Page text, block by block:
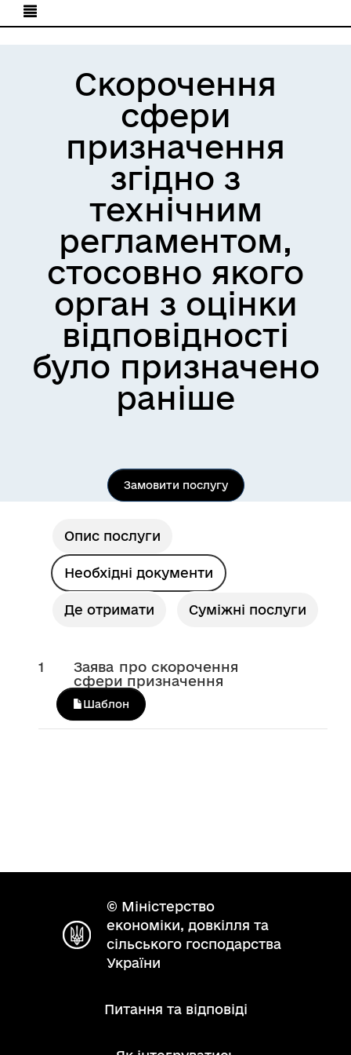
Скорочення
сфери
призначення
згідно з
технічним
регламентом,
стосовно якого
орган з оцінки
відповідності
було призначено
раніше
Замовити послугу
Опис послуги
Необхідні документи
Де отримати Суміжні послуги
1
Заява про скорочення
сфери призначення
Шаблон
© Міністерство
економіки, довкілля та
сільського господарства
України
Питання та відповіді